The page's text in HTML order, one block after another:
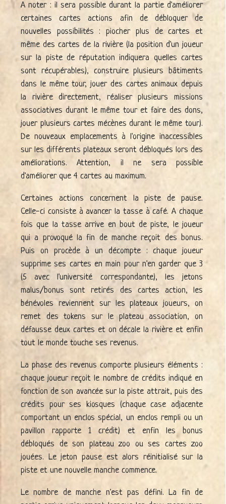
A noter : il sera possible durant la partie d'améliorer
certaines cartes actions afin de débloquer de
nouvelles possibilités : piocher plus de cartes et
même des cartes de la rivière (la position d'un joueur
sur la piste de réputation indiquera quelles cartes
sont récupérables), construire plusieurs bâtiments
dans le même tour, jouer des cartes animaux depuis
la rivière directement, réaliser plusieurs missions
associatives durant le même tour et faire des dons,
jouer plusieurs cartes mécènes durant le même tour).
De nouveaux emplacements à l'origine inaccessibles
sur les différents plateaux seront débloqués lors des
améliorations. Attention, il ne sera possible
d'améliorer que 4 cartes au maximum.
Certaines actions concernent la piste de pause.
Celle-ci consiste à avancer la tasse à café. A chaque
fois que la tasse arrive en bout de piste, le joueur
qui a provoqué la fin de manche reçoit des bonus.
Puis on procède à un décompte : chaque joueur
supprime ses cartes en main pour n'en garder que 3
(5 avec l'université correspondante), les jetons
malus/bonus sont retirés des cartes action, les
bénévoles reviennent sur les plateaux joueurs, on
remet des tokens sur le plateau association, on
défausse deux cartes et on décale la rivière et enfin
tout le monde touche ses revenus.
La phase des revenus comporte plusieurs éléments :
chaque joueur reçoit le nombre de crédits indiqué en
fonction de son avancée sur la piste attrait, puis des
crédits pour ses kiosques (chaque case adjacente
comportant un enclos spécial, un enclos rempli ou un
pavillon rapporte 1 crédit) et enfin les bonus
débloqués de son plateau zoo ou ses cartes zoo
jouées. Le jeton pause est alors réinitialisé sur la
piste et une nouvelle manche commence.
Le nombre de manche n'est pas défini. La fin de